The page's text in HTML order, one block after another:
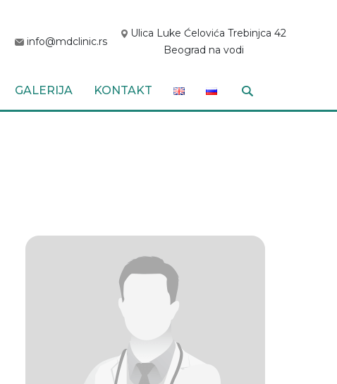
info@mdclinic.rs
Ulica Luke Ćelovića Trebinjca 42
Beograd na vodi
GALERIJA KONTAKT